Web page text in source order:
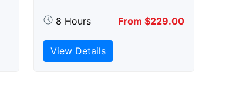
8 Hours From $229.00
View Details